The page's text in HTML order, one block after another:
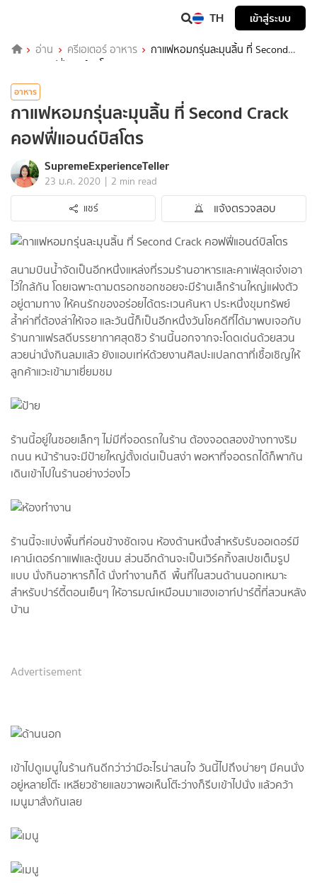
TH เข้าสู่ระบบ
อ่าน ครีเอเตอร์ อาหาร
กาแฟหอมกรุ่นละมุนลิ้น​ ที่ Second​
Crack คอฟฟี่แอนด์บิสโตร
อาหาร
กาแฟหอมกรุ่นละมุนลิ้น​ ที่ Second​ Crack
คอฟฟี่แอนด์บิสโตร
SupremeExperienceTeller
23 ม.ค. 2020 | 2 min read
แชร์
แจ้งตรวจสอบ
สนามบินน้ำจัดเป็นอีกหนึ่งแหล่งที่รวมร้านอาหารและคาเฟ่สุดเจ๋ง​เอา
ไว้ใกล้กัน โดยเฉพาะตามตรอกซอกซอยจะมีร้านเล็กร้านใหญ่แฝงตัว
อยู่ตามทาง ให้คนรักของอร่อยได้ตระเวนค้นหา​ ประหนึ่งขุมทรัพย์
ล้ำค่าที่ต้องล่าให้เจอ​ และวันนี้ก็เป็นอีกหนึ่งวันโชคดีที่ได้มาพบเจอกับ
ร้านกาแฟรสดีบรรยากาศสุดชิว ร้านนี้นอกจากจะโดดเด่นด้วยสวน
สวยน่านั่งกินลมแล้ว​ ยังแอบเท่ห์ด้วยงานศิลปะแปลกตา​ที่เชื้อเชิญให้
ลูกค้าแวะเข้ามาเยี่ยมชม
ร้านนี้อยู่ในซอยเล็กๆ​ ไม่มีที่จอดรถในร้าน​ ต้องจอดสองข้างทางริม
ถนน​ หน้าร้านจะมีป้ายใหญ่ตั้งเด่นเป็นสง่า​ พอหาที่จอดรถได้ก็พากัน
เดินเข้าไปในร้านอย่างว่องไว
ร้านนี้จะแบ่งพื้นที่ค่อนข้างชัดเจน​ ห้องด้านหนึ่งสำหรับรับออเดอร์​มี
เคาน์เตอร์กาแฟและตู้ขนม​ ส่วนอีกด้านจะเป็นเวิร์คกิ้งสเปซเต็มรูป
แบบ​ นั่งกินอาหารก็ได้​ นั่งทำงานก็ดี​ พื้นที่ในสวนด้านนอกเหมาะ
สำหรับปาร์ตี้ตอนเย็นๆ​ ให้อารมณ์เหมือนมาแฮงเอาท์ปาร์ตี้ที่สวนหลัง
บ้าน
Advertisement
เข้าไปดูเมนูในร้านกันดีกว่าว่ามีอะไรน่าสนใจ​ วันนี้ไปถึงบ่ายๆ​ มีคนนั่ง
อยู่หลายโต๊ะ​ เหลียวซ้ายแลขวา​พอเห็นโต๊ะว่างก็รีบเข้าไปนั่ง แล้วคว้า
เมนูมาสั่งกันเลย